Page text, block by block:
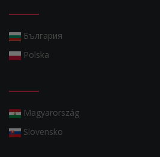
България
Polska
Magyarország
Slovensko